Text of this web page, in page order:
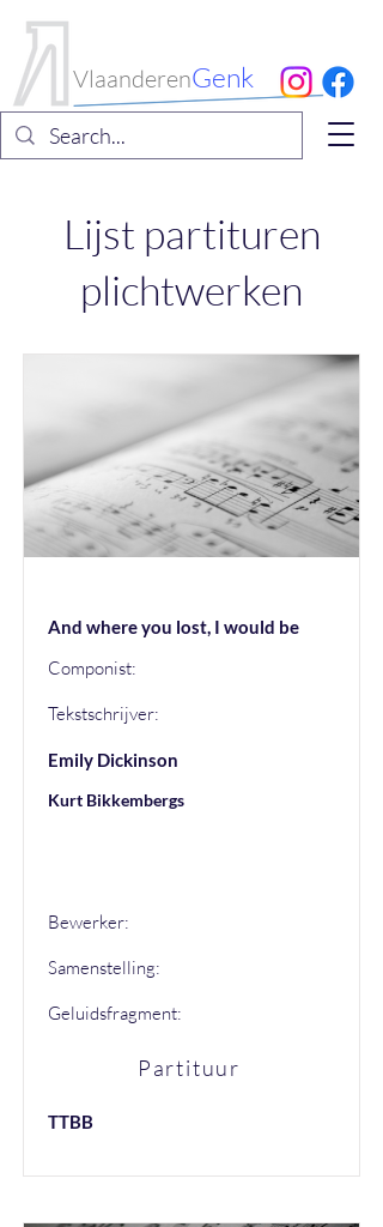
VlaanderenGenk
Lijst partituren
plichtwerken
And where you lost, I would be
Componist:
Tekstschrijver:
Emily Dickinson
Kurt Bikkembergs
Bewerker:
Samenstelling:
Geluidsfragment:
Partituur
TTBB